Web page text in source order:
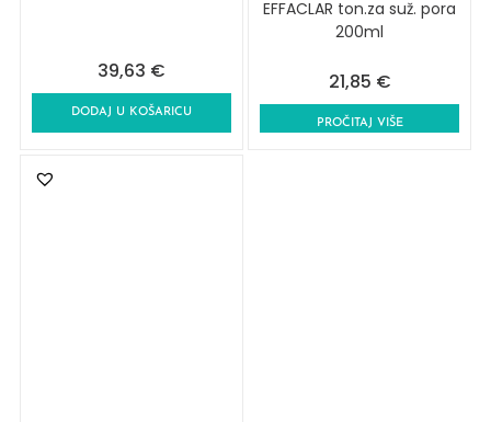
39,63 €
DODAJ U KOŠARICU
EFFACLAR ton.za suž. pora
200ml
21,85 €
PROČITAJ VIŠE